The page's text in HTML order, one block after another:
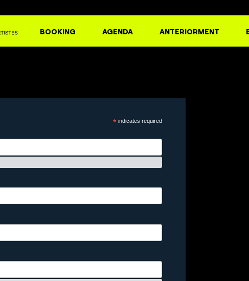
BOOKING AGENDA ANTERIORMENT
*indicates required